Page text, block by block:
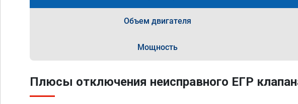
Объем двигателя
Мощность
Плюсы отключения неисправного ЕГР